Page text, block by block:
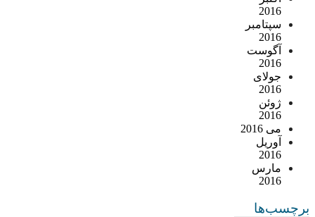
2016
سپتامبر
2016
آگوست
2016
جولای
2016
ژوئن
2016
می 2016
آوریل
2016
مارس
2016
برچسب‌ها